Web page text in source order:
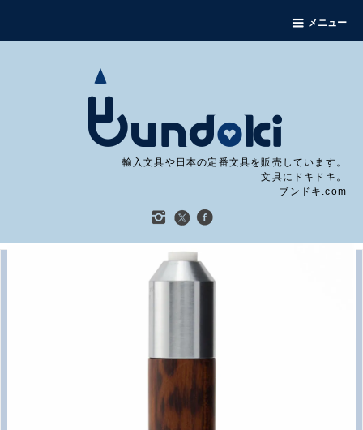
メニュー
輸入文具や日本の定番文具を販売しています。
文具にドキドキ。
ブンドキ.com